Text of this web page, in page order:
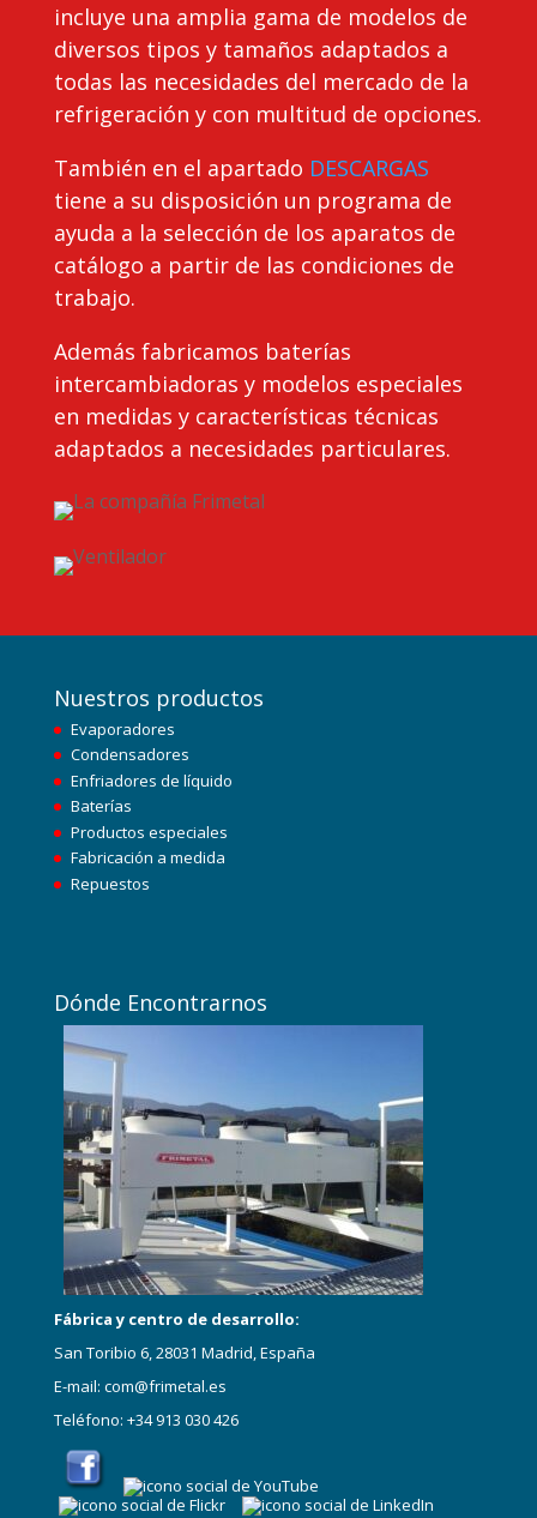
incluye una amplia gama de modelos de
diversos tipos y tamaños adaptados a
todas las necesidades del mercado de la
refrigeración y con multitud de opciones.
También en el apartado DESCARGAS
tiene a su disposición un programa de
ayuda a la selección de los aparatos de
catálogo a partir de las condiciones de
trabajo.
Además fabricamos baterías
intercambiadoras y modelos especiales
en medidas y características técnicas
adaptados a necesidades particulares.
Nuestros productos
Evaporadores
Condensadores
Enfriadores de líquido
Baterías
Productos especiales
Fabricación a medida
Repuestos
Dónde Encontrarnos
Fábrica y centro de desarrollo:
San Toribio 6, 28031 Madrid, España
E-mail: com@frimetal.es
Teléfono: +34 913 030 426